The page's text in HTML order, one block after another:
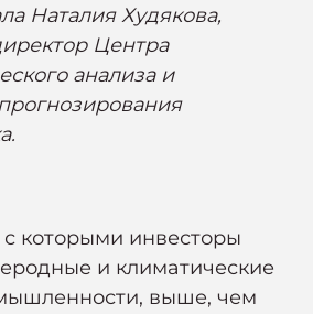
Наталия Худякова,
Центра
анализа и
которыми инвесторы
и климатические
выше, чем